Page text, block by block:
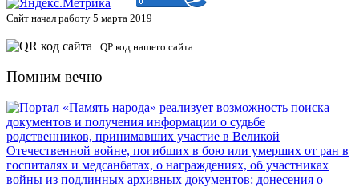
Сайт начал работу 5 марта 2019
QP код нашего сайта
Помним вечно